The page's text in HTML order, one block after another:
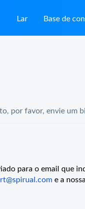
Lar Base de
por favor, envie um
para o email que
e a